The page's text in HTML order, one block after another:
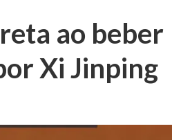
ao beber
Xi Jinping